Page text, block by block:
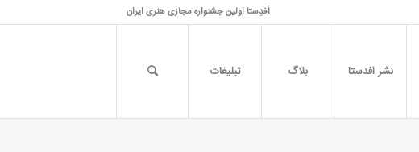
اَفدِستا اولین جشنواره مجازی هنری ایران
نشر افدستا بلاگ تبلیغات